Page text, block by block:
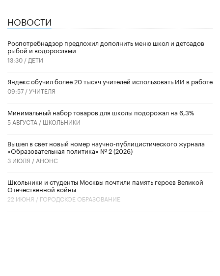
НОВОСТИ
Роспотребнадзор предложил дополнить меню школ и детсадов
рыбой и водорослями
13:30 / ДЕТИ
​Яндекс обучил более 20 тысяч учителей использовать ИИ в работе
09:57 /УЧИТЕЛЯ
Минимальный набор товаров для школы подорожал на 6,3%
5 АВГУСТА / ШКОЛЬНИКИ
Вышел в свет новый номер научно-публицистического журнала
«Образовательная политика» № 2 (2026)
3 ИЮЛЯ / АНОНС
Школьники и студенты Москвы почтили память героев Великой
Отечественной войны
22 ИЮНЯ / ГОРОДСКОЕ ОБРАЗОВАНИЕ